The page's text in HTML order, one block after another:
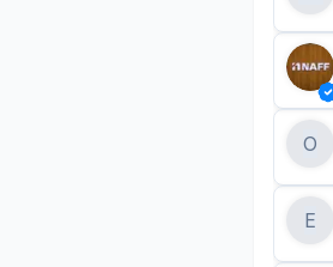
O
E